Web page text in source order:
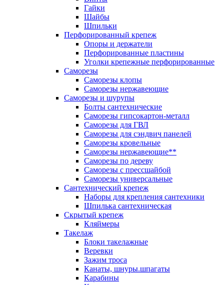
Гайки
Шайбы
Шпильки
Перфорированный крепеж
Опоры и держатели
Перфорированные пластины
Уголки крепежные перфорированные
Саморезы
Саморезы клопы
Саморезы нержавеющие
Саморезы и шурупы
Болты сантехнические
Саморезы гипсокартон-металл
Саморезы для ГВЛ
Саморезы для сэндвич панелей
Саморезы кровельные
Саморезы нержавеющие**
Саморезы по дереву
Саморезы с прессшайбой
Саморезы универсальные
Сантехнический крепеж
Наборы для крепления сантехники
Шпилька сантехническая
Скрытый крепеж
Кляймеры
Такелаж
Блоки такелажные
Веревки
Зажим троса
Канаты, шнуры.шпагаты
Карабины